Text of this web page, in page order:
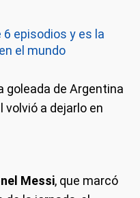
episodios y es la
el mundo
goleada de Argentina
volvió a dejarlo en
Messi, que marcó